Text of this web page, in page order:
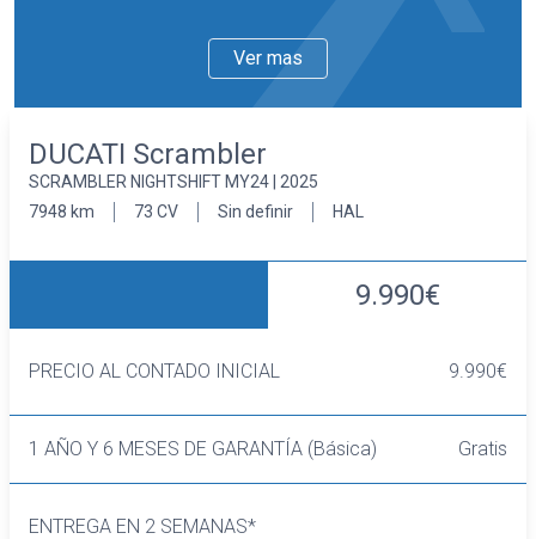
Ver mas
DUCATI Scrambler
SCRAMBLER NIGHTSHIFT MY24 | 2025
7948 km
73 CV Sin definir HAL
9.990€
PRECIO AL CONTADO INICIAL 9.990€
1 AÑO Y 6 MESES DE GARANTÍA (Básica) Gratis
ENTREGA EN 2 SEMANAS*